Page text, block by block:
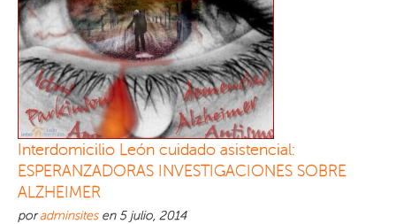
Interdomicilio León cuidado asistencial:
ESPERANZADORAS INVESTIGACIONES SOBRE
ALZHEIMER
poradminsitesen 5 julio, 2014